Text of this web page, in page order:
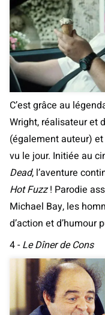
C’est grâce au
Wright, réalisateur et
(également auteur)
vu le jour. Initiée au
Dead, l’aventure
Hot Fuzz! Parodie
Michael Bay, les
d’action et d’humour
4 - Le Dîner de Cons